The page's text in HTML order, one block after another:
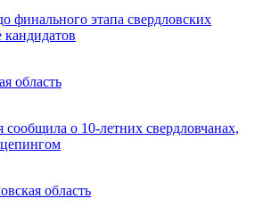
финального этапа свердловских
область
о 10-летних свердловчанах,
область